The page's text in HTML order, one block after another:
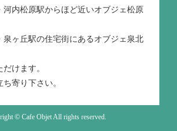
河内松原駅からほど近いオブジェ松原
泉ヶ丘駅の住宅街にあるオブジェ泉北
けます。
寄り下さい。
© Cafe Objet All rights reserved.